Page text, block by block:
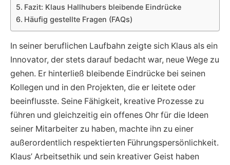
Fazit: Klaus Hallhubers bleibende Eindrücke
Häufig gestellte Fragen (FAQs)
In seiner beruflichen Laufbahn zeigte sich Klaus als ein
Innovator, der stets darauf bedacht war, neue Wege zu
gehen. Er hinterließ bleibende Eindrücke bei seinen
Kollegen und in den Projekten, die er leitete oder
beeinflusste. Seine Fähigkeit, kreative Prozesse zu
führen und gleichzeitig ein offenes Ohr für die Ideen
seiner Mitarbeiter zu haben, machte ihn zu einer
außerordentlich respektierten Führungspersönlichkeit.
Klaus’ Arbeitsethik und sein kreativer Geist haben